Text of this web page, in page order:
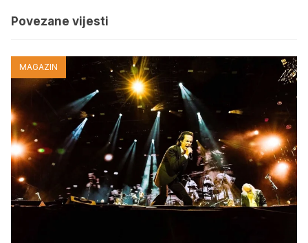
Povezane vijesti
MAGAZIN